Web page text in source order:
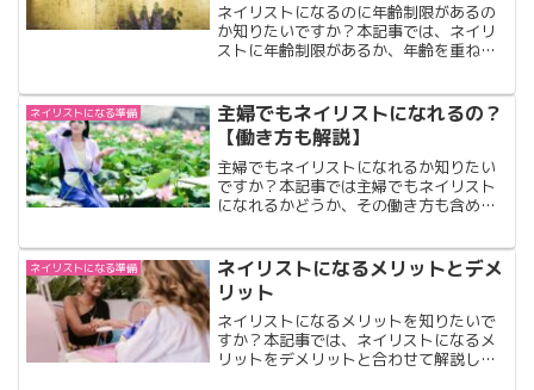
ネイリストになるのに年齢制限があるの
か知りたいですか？本記事では、ネイリ
ストに年齢制限があるか、年齢を重ねた
になる方は是非ご覧下さい。
ネイリストになる準備
主婦でもネイリストになれるの？
【働き方も解説】
主婦でもネイリストになれるか知りたい
ですか？本記事では主婦でもネイリスト
になれるかどうか、その働き方も含めて
味を待たれている方は必見です。
ネイリストになる準備
ネイリストになるメリットとデメ
リット
ネイリストになるメリットを知りたいで
すか？本記事では、ネイリストになるメ
リットをデメリットと合わせて解説して